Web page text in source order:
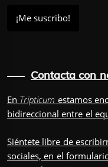
Contacta con
En Tripticum estamos
bidireccional entre el
Siéntete libre de
sociales, en el